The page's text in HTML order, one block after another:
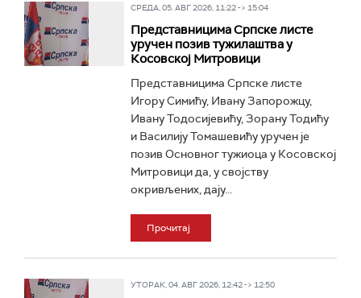
СРЕДА, 05. АВГ 2026, 11:22 -> 15:04
Представницима Српске листе
уручен позив тужилаштва у
Косовској Митровици
Представницима Српске листе
Игору Симићу, Ивану Запорожцу,
Ивану Тодосијевићу, Зорану Тодићу
и Василију Томашевићу уручен је
позив Основног тужиоца у Косовској
Митровици да, у својству
окривљених, дају...
Прочитај
УТОРАК, 04. АВГ 2026, 12:42 -> 12:50